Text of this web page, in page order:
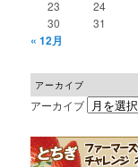
23
24
30
31
« 12月
アーカイブ
アーカイブ